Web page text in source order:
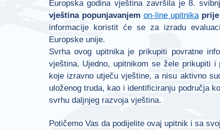
Europska godina vještina završila je 8.
vještina popunjavanjem on-line upitnika
informacije koristit će se za izradu
Europske unije.
Svrha ovog upitnika je prikupiti povratne
vještina. Ujedno, upitnikom se žele prikupiti
koje izravno utječu vještine, a nisu aktivno
uloženog truda, kao i identificiranju područja
svrhu daljnjeg razvoja vještina.
Potičemo Vas da podijelite ovaj upitnik i sa